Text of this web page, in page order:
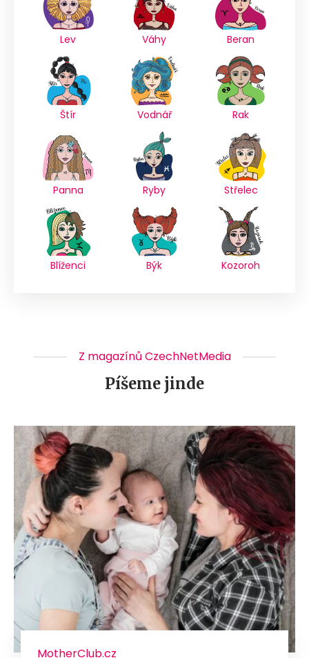
Lev Váhy Beran
Štír Vodnář Rak
Panna Ryby Střelec
Blíženci Býk Kozoroh
Z magazínů CzechNetMedia
Píšeme jinde
MotherClub.cz